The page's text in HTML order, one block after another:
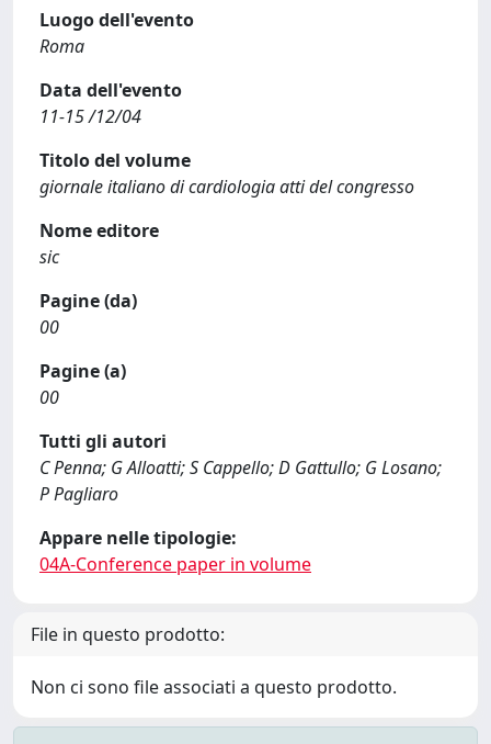
Luogo dell'evento
Roma
Data dell'evento
11-15 /12/04
Titolo del volume
giornale italiano di cardiologia atti del congresso
Nome editore
sic
Pagine (da)
00
Pagine (a)
00
Tutti gli autori
C Penna; G Alloatti; S Cappello; D Gattullo; G Losano;
P Pagliaro
Appare nelle tipologie:
04A-Conference paper in volume
File in questo prodotto:
Non ci sono file associati a questo prodotto.